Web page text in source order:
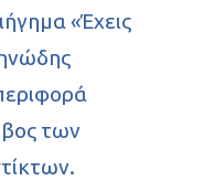
«Έχεις
των